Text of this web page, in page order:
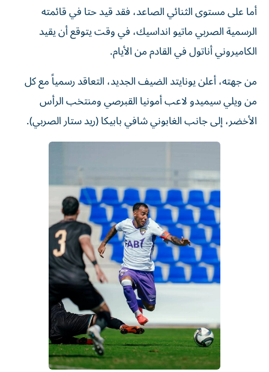
أما على مستوى الثنائي الصاعد، فقد قيد حتا في قائمته
الرسمية الصربي ماتيو انداسيك، في وقت يتوقع أن يقيد
الكاميروني أناتول في القادم من الأيام.
من جهته، أعلن يونايتد الضيف الجديد، التعاقد رسمياً مع كل
من ويلي سيميدو لاعب أمونيا القبرصي ومنتخب الرأس
الأخضر، إلى جانب الغابوني شافي بابيكا (ريد ستار الصربي).